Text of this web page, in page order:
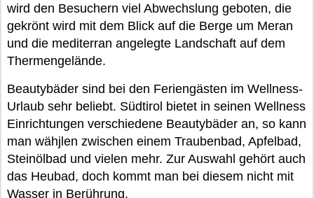
wird den Besuchern viel Abwechslung geboten, die
gekrönt wird mit dem Blick auf die Berge um Meran
und die mediterran angelegte Landschaft auf dem
Thermengelände.
Beautybäder sind bei den Feriengästen im Wellness-
Urlaub sehr beliebt. Südtirol bietet in seinen Wellness
Einrichtungen verschiedene Beautybäder an, so kann
man wähjlen zwischen einem Traubenbad, Apfelbad,
Steinölbad und vielen mehr. Zur Auswahl gehört auch
das Heubad, doch kommt man bei diesem nicht mit
Wasser in Berührung.